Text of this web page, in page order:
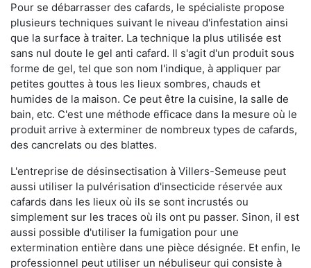
Pour se débarrasser des cafards, le spécialiste propose
plusieurs techniques suivant le niveau d'infestation ainsi
que la surface à traiter. La technique la plus utilisée est
sans nul doute le gel anti cafard. Il s'agit d'un produit sous
forme de gel, tel que son nom l'indique, à appliquer par
petites gouttes à tous les lieux sombres, chauds et
humides de la maison. Ce peut être la cuisine, la salle de
bain, etc. C'est une méthode efficace dans la mesure où le
produit arrive à exterminer de nombreux types de cafards,
des cancrelats ou des blattes.
L'entreprise de désinsectisation à Villers-Semeuse peut
aussi utiliser la pulvérisation d'insecticide réservée aux
cafards dans les lieux où ils se sont incrustés ou
simplement sur les traces où ils ont pu passer. Sinon, il est
aussi possible d'utiliser la fumigation pour une
extermination entière dans une pièce désignée. Et enfin, le
professionnel peut utiliser un nébuliseur qui consiste à